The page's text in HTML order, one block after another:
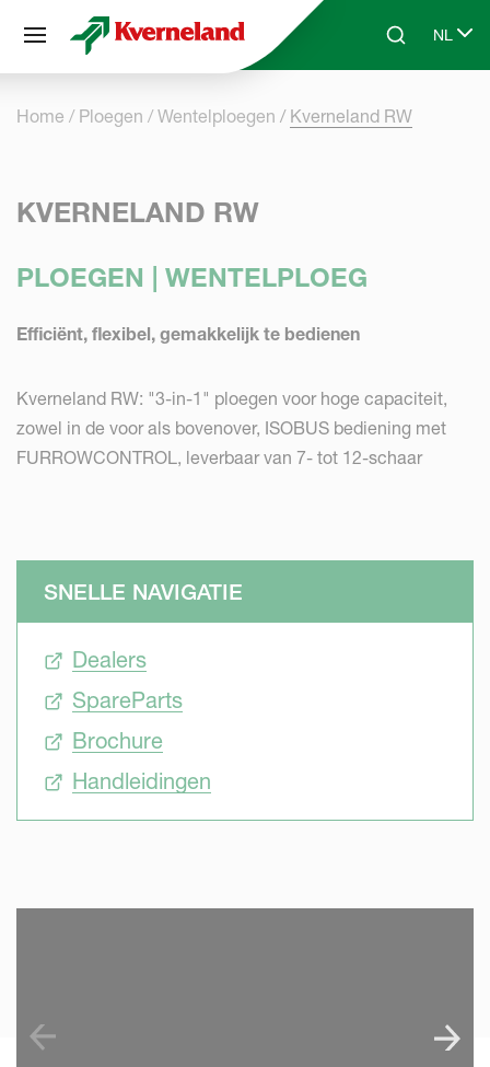
Skip to main contentSearchNL
Select
Home Ploegen Wentelploegen Kverneland RW
KVERNELAND RW
PLOEGEN | WENTELPLOEG
Efficiënt, flexibel, gemakkelijk te bedienen
Kverneland RW: "3-in-1" ploegen voor hoge capaciteit,
zowel in de voor als bovenover, ISOBUS bediening met
FURROWCONTROL, leverbaar van 7- tot 12-schaar
SNELLE NAVIGATIE
Dealers
SpareParts
Brochure
Handleidingen
Cookies beheer paneel